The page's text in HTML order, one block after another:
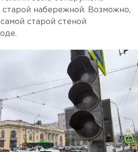
старой набережной. Возможно,
старой стеной